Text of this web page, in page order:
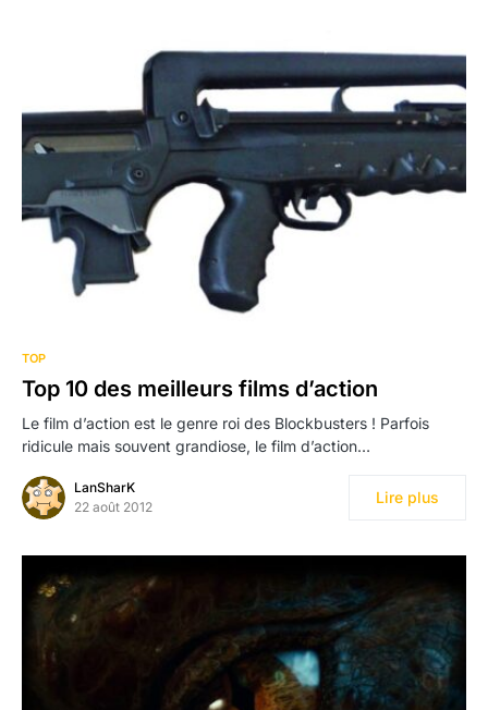
TOP
Top 10 des meilleurs films d’action
Le film d’action est le genre roi des Blockbusters ! Parfois
ridicule mais souvent grandiose, le film d’action…
LanSharK
22 août 2012
Lire plus